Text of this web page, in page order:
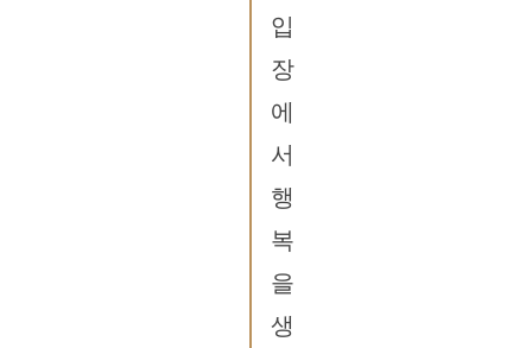
입
장
에
서
행
복
을
생